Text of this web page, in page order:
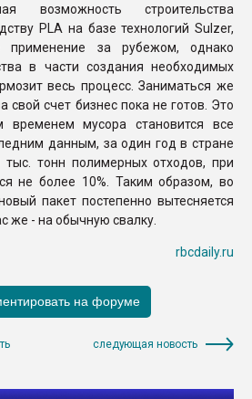
возможность строительства
PLA на базе технологий Sulzer,
применение за рубежом, однако
в части создания необходимых
весь процесс. Заниматься же
свой счет бизнес пока не готов. Это
временем мусора становится все
данным, за один год в стране
тыс. тонн полимерных отходов, при
не более 10%. Таким образом, во
пакет постепенно вытесняется
же - на обычную свалку.
rbcdaily.ru
следующая новость